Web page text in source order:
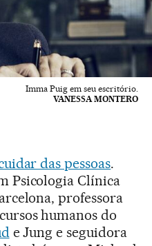
Imma Puig em seu escritório.
VANESSA MONTERO
das pessoas.
Psicologia Clínica
professora
humanos do
e Jung e seguidora